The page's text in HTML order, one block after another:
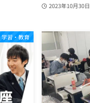
2023年10月30日
学習・教育